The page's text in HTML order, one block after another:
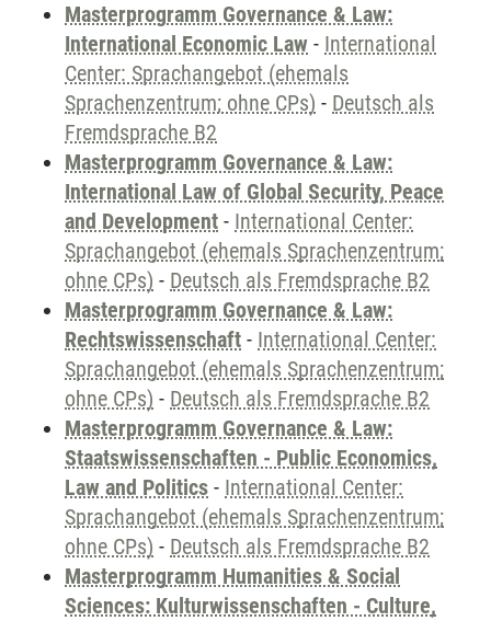
Masterprogramm Governance & Law:
International Economic Law - International
Center: Sprachangebot (ehemals
Sprachenzentrum; ohne CPs) - Deutsch als
Fremdsprache B2
Masterprogramm Governance & Law:
International Law of Global Security, Peace
and Development - International Center:
Sprachangebot (ehemals Sprachenzentrum;
ohne CPs) - Deutsch als Fremdsprache B2
Masterprogramm Governance & Law:
Rechtswissenschaft - International Center:
Sprachangebot (ehemals Sprachenzentrum;
ohne CPs) - Deutsch als Fremdsprache B2
Masterprogramm Governance & Law:
Staatswissenschaften - Public Economics,
Law and Politics - International Center:
Sprachangebot (ehemals Sprachenzentrum;
ohne CPs) - Deutsch als Fremdsprache B2
Masterprogramm Humanities & Social
Sciences: Kulturwissenschaften - Culture,